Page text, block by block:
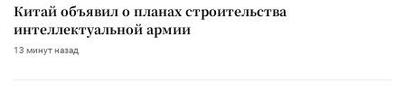
Китай объявил о планах строительства
интеллектуальной армии
13 минут назад